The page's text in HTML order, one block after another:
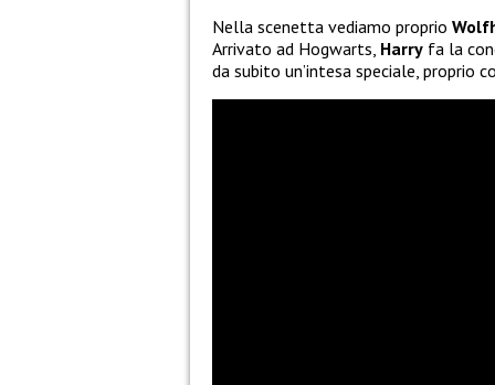
Nella scenetta vediamo proprio
Arrivato ad Hogwarts, Harry fa la
da subito un’intesa speciale, proprio